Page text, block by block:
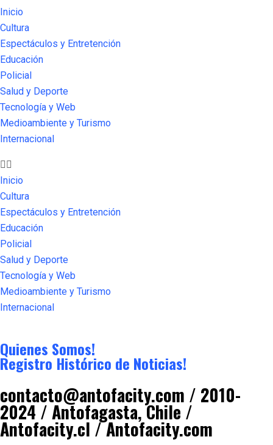
Inicio
Cultura
Espectáculos y Entretención
Educación
Policial
Salud y Deporte
Tecnología y Web
Medioambiente y Turismo
Internacional
Inicio
Cultura
Espectáculos y Entretención
Educación
Policial
Salud y Deporte
Tecnología y Web
Medioambiente y Turismo
Internacional
Quienes Somos!
Registro Histórico de Noticias!
contacto@antofacity.com / 2010-
2024 / Antofagasta, Chile /
Antofacity.cl / Antofacity.com